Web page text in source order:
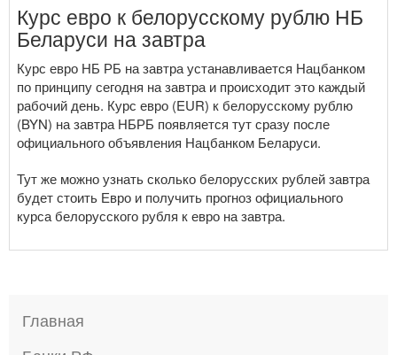
Курс евро к белорусскому рублю НБ
Беларуси на завтра
Курс евро НБ РБ на завтра устанавливается Нацбанком
по принципу сегодня на завтра и происходит это каждый
рабочий день. Курс евро (EUR) к белорусскому рублю
(BYN) на завтра НБРБ появляется тут сразу после
официального объявления Нацбанком Беларуси.
Тут же можно узнать сколько белорусских рублей завтра
будет стоить Евро и получить прогноз официального
курса белорусского рубля к евро на завтра.
Главная